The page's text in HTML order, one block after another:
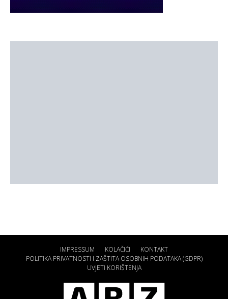
IMPRESSUM KOLAČIĆI
KONTAKT
POLITIKA PRIVATNOSTI I ZAŠTITA OSOBNIH PODATAKA (GDPR)
UVJETI KORIŠTENJA